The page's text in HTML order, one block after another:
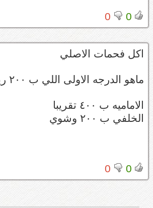
0
0
اكل فحمات الاصلي
ماهو الدرجه الاولى اللي ب ٢٠٠ ريال تقريبا التيلندي
الاماميه ب ٤٠٠ تقريبا
الخلفي ب ٢٠٠ وشوي
0
0